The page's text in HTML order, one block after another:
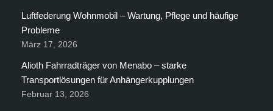
Luftfederung Wohnmobil – Wartung, Pflege und häufige
Probleme
März 17, 2026
Alioth Fahrradträger von Menabo – starke
Transportlösungen für Anhängerkupplungen
Februar 13, 2026